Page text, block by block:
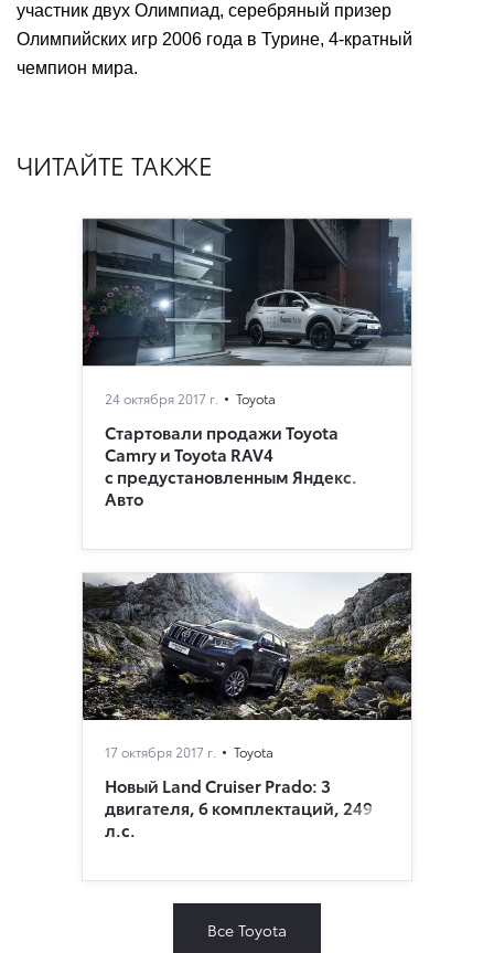
участник двух Олимпиад, серебряный призер
Олимпийских игр 2006 года в Турине, 4-кратный
чемпион мира.
ЧИТАЙТЕ ТАКЖЕ
24 октября 2017 г. Toyota
Стартовали продажи Toyota
Camry и Toyota RAV4
с предустановленным Яндекс.
Авто
17 октября 2017 г. Toyota
Новый Land Cruiser Prado: 3
двигателя, 6 комплектаций, 249
л.с.
Все Toyota